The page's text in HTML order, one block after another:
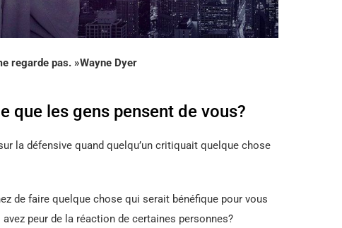
regarde pas. »Wayne Dyer
que les gens pensent de vous?
la défensive quand quelqu’un critiquait quelque chose
de faire quelque chose qui serait bénéfique pour vous
peur de la réaction de certaines personnes?